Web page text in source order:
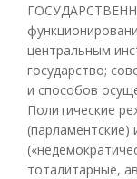
центральным
государство;
и способов
Политические
(парламентские)
тоталитарные,